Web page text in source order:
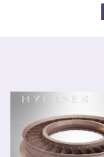
油喷嘴，减重机箱，散
专业化、年轻化的技术
联合研发合作关系。华
检测设备，能够对材料
材料化学成分、分析金
新材料现有激光专业级
证，具备完整的质量管
国 ；核心竞争力是持续